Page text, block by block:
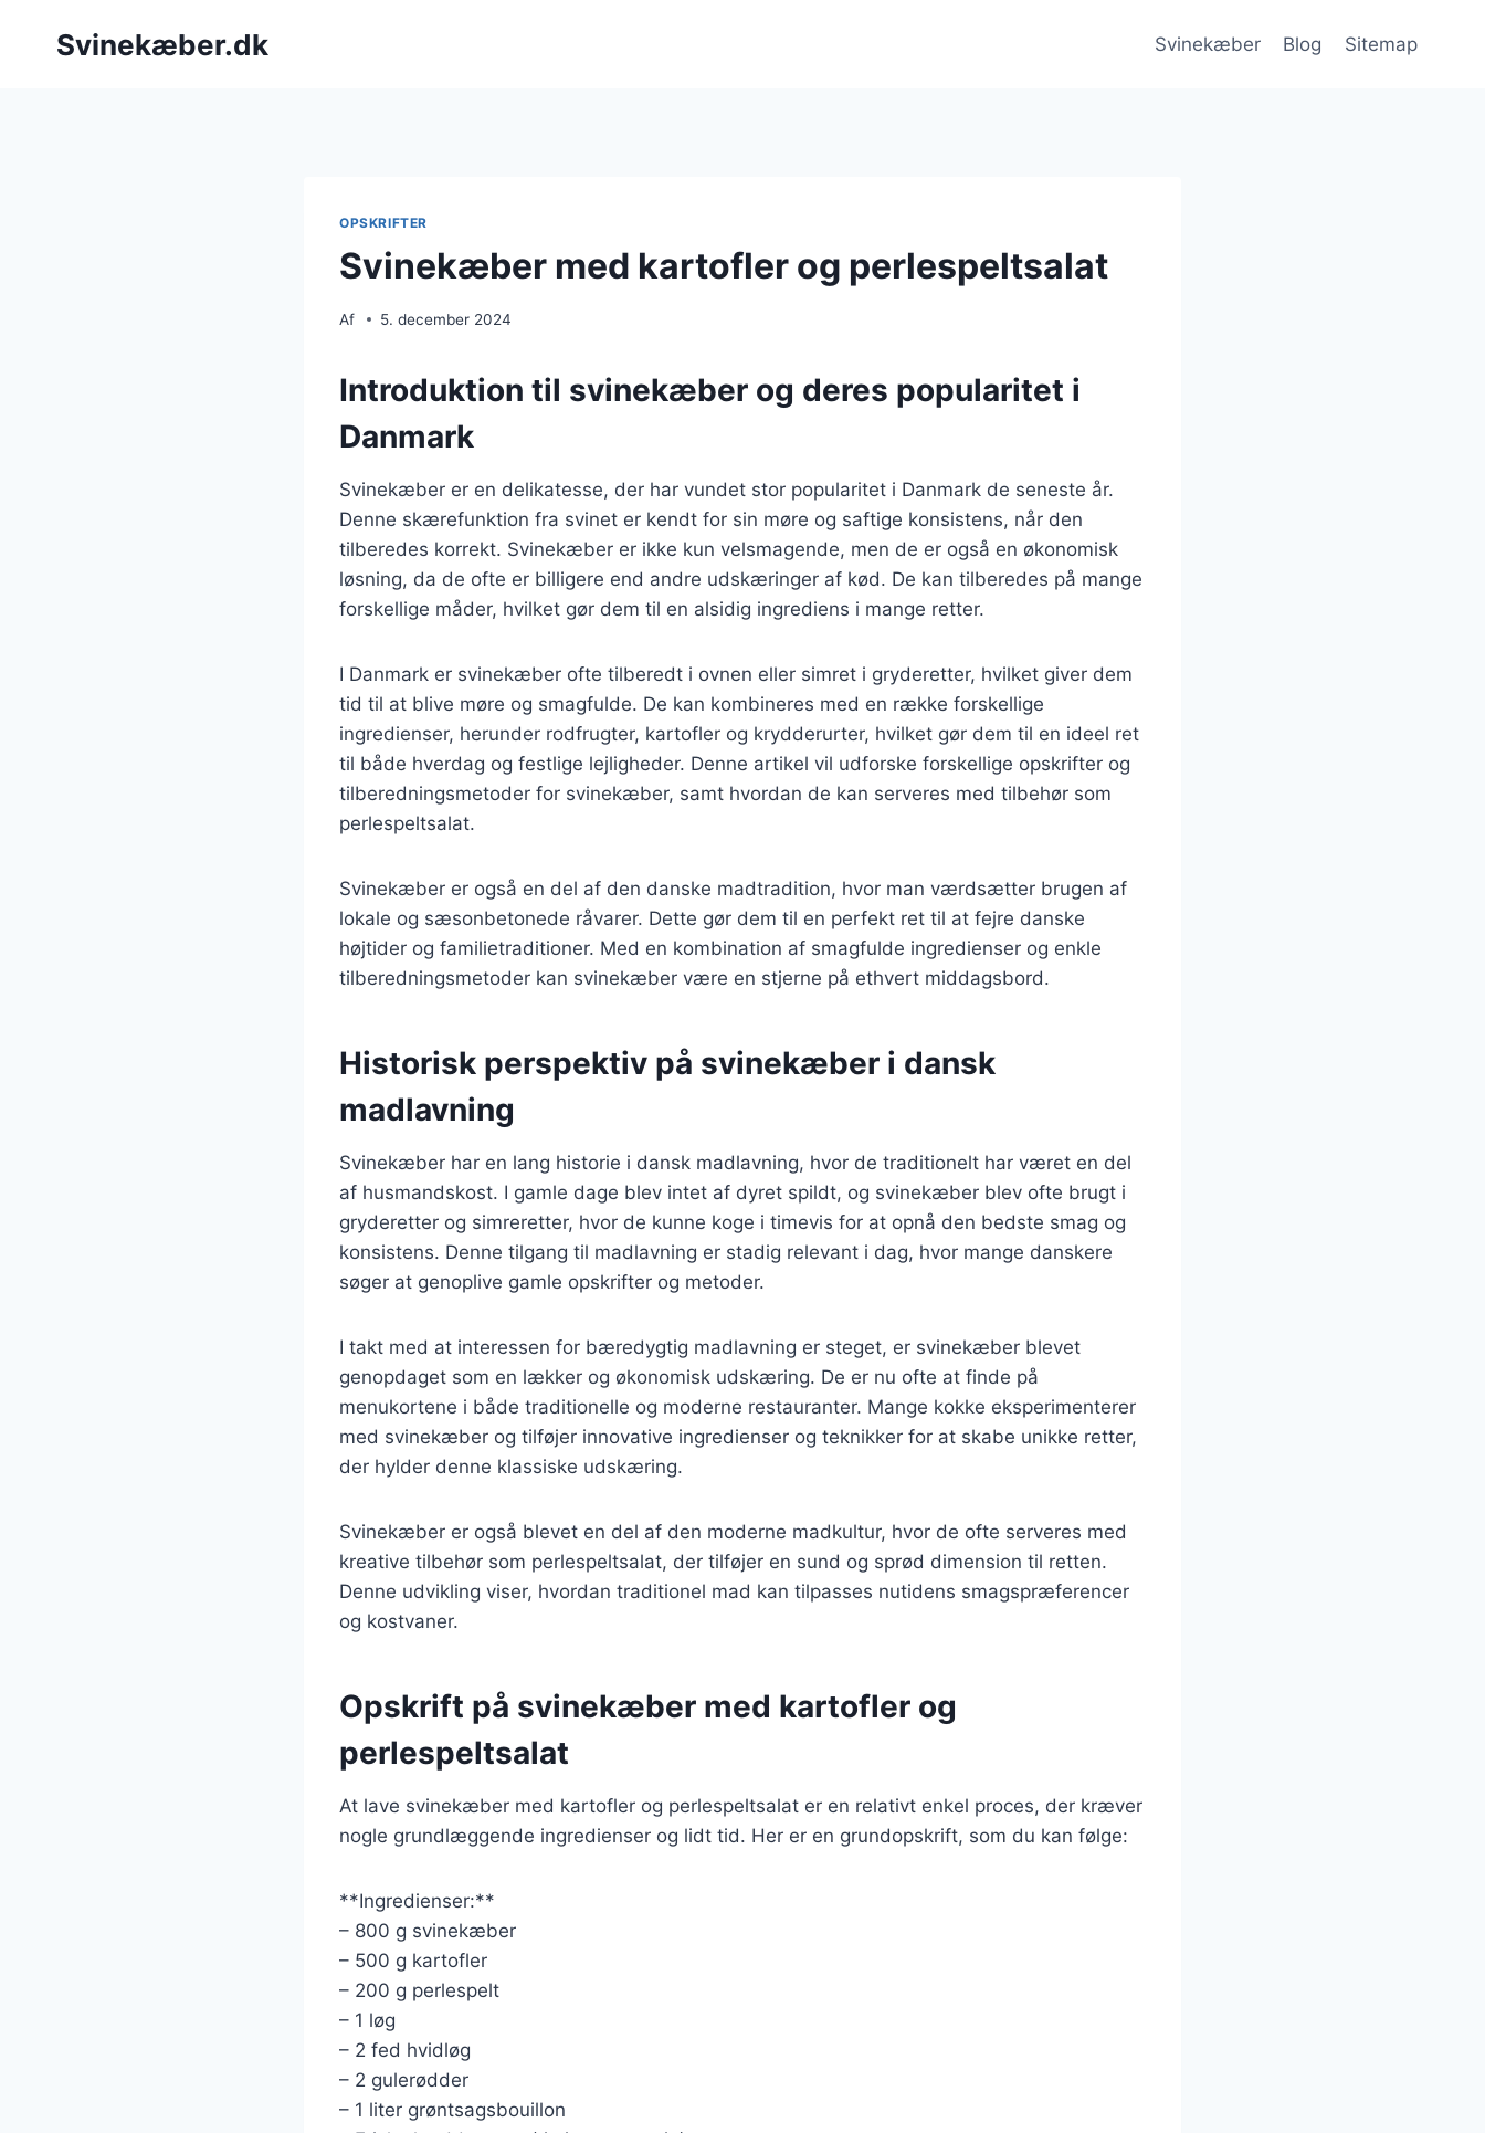
Svinekæber.dk Svinekæber Blog Sitemap
OPSKRIFTER
Svinekæber med kartofler og perlespeltsalat
Af 5. december 2024
Introduktion til svinekæber og deres popularitet i
Danmark
Svinekæber er en delikatesse, der har vundet stor popularitet i Danmark de seneste år.
Denne skærefunktion fra svinet er kendt for sin møre og saftige konsistens, når den
tilberedes korrekt. Svinekæber er ikke kun velsmagende, men de er også en økonomisk
løsning, da de ofte er billigere end andre udskæringer af kød. De kan tilberedes på mange
forskellige måder, hvilket gør dem til en alsidig ingrediens i mange retter.
I Danmark er svinekæber ofte tilberedt i ovnen eller simret i gryderetter, hvilket giver dem
tid til at blive møre og smagfulde. De kan kombineres med en række forskellige
ingredienser, herunder rodfrugter, kartofler og krydderurter, hvilket gør dem til en ideel ret
til både hverdag og festlige lejligheder. Denne artikel vil udforske forskellige opskrifter og
tilberedningsmetoder for svinekæber, samt hvordan de kan serveres med tilbehør som
perlespeltsalat.
Svinekæber er også en del af den danske madtradition, hvor man værdsætter brugen af
lokale og sæsonbetonede råvarer. Dette gør dem til en perfekt ret til at fejre danske
højtider og familietraditioner. Med en kombination af smagfulde ingredienser og enkle
tilberedningsmetoder kan svinekæber være en stjerne på ethvert middagsbord.
Historisk perspektiv på svinekæber i dansk
madlavning
Svinekæber har en lang historie i dansk madlavning, hvor de traditionelt har været en del
af husmandskost. I gamle dage blev intet af dyret spildt, og svinekæber blev ofte brugt i
gryderetter og simreretter, hvor de kunne koge i timevis for at opnå den bedste smag og
konsistens. Denne tilgang til madlavning er stadig relevant i dag, hvor mange danskere
søger at genoplive gamle opskrifter og metoder.
I takt med at interessen for bæredygtig madlavning er steget, er svinekæber blevet
genopdaget som en lækker og økonomisk udskæring. De er nu ofte at finde på
menukortene i både traditionelle og moderne restauranter. Mange kokke eksperimenterer
med svinekæber og tilføjer innovative ingredienser og teknikker for at skabe unikke retter,
der hylder denne klassiske udskæring.
Svinekæber er også blevet en del af den moderne madkultur, hvor de ofte serveres med
kreative tilbehør som perlespeltsalat, der tilføjer en sund og sprød dimension til retten.
Denne udvikling viser, hvordan traditionel mad kan tilpasses nutidens smagspræferencer
og kostvaner.
Opskrift på svinekæber med kartofler og
perlespeltsalat
At lave svinekæber med kartofler og perlespeltsalat er en relativt enkel proces, der kræver
nogle grundlæggende ingredienser og lidt tid. Her er en grundopskrift, som du kan følge:
**Ingredienser:**
– 800 g svinekæber
– 500 g kartofler
– 200 g perlespelt
– 1 løg
– 2 fed hvidløg
– 2 gulerødder
– 1 liter grøntsagsbouillon